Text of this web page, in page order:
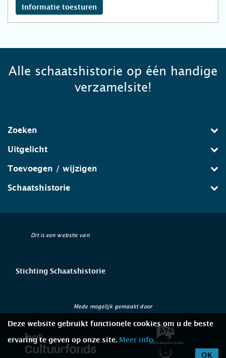
Informatie toesturen
Alle schaatshistorie op één handige
verzamelsite!
Zoeken
Uitgelicht
Toevoegen / wijzigen
Schaatshistorie
Dit is een website van
Stichting Schaatshistorie
Mede mogelijk gemaakt door
Deze website gebruikt functionele cookies om u de beste
ervaring te geven op onze site. Meer info.
OK